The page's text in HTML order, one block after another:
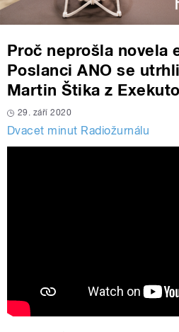
Proč neprošla novela
Poslanci ANO se
Martin Štika z
29. září 2020
Dvacet minut Radiožurnálu